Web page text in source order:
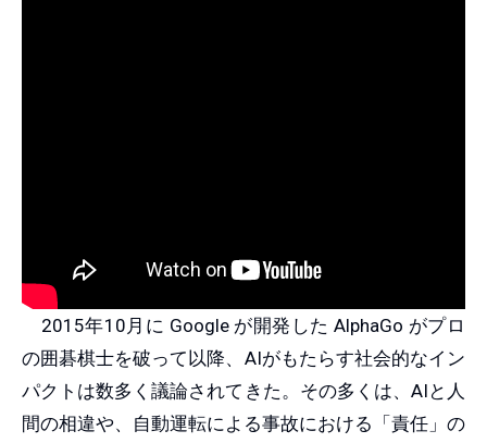
2015年10月に Google が開発した AlphaGo がプロ
の囲碁棋士を破って以降、AIがもたらす社会的なイン
パクトは数多く議論されてきた。その多くは、AIと人
間の相違や、自動運転による事故における「責任」の